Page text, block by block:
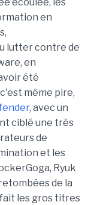
écoulée, les
en
lutter contre de
en
été
même pire,
, avec un
ciblé une très
de
et les
Ryuk
de la
les gros titres